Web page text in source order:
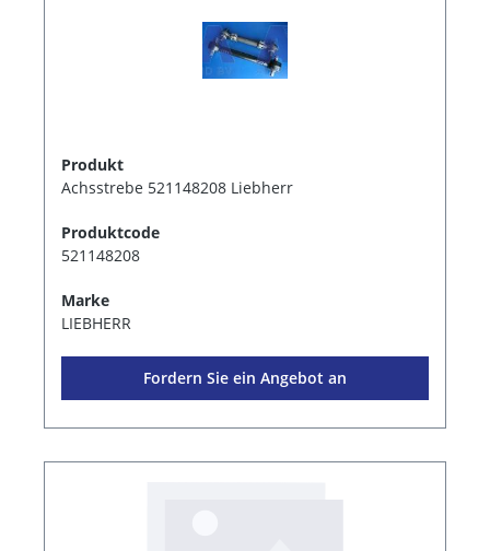
Produkt
Achsstrebe 521148208 Liebherr
Produktcode
521148208
Marke
LIEBHERR
Fordern Sie ein Angebot an